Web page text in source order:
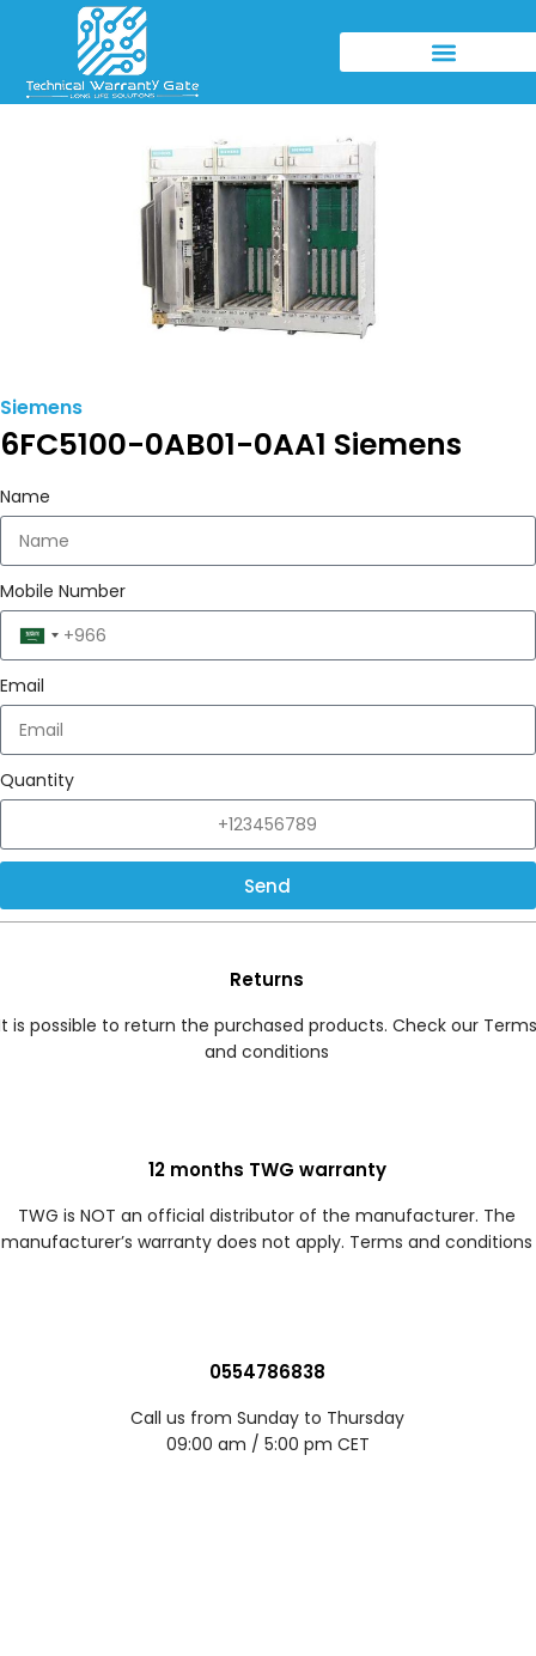
Siemens
6FC5100-0AB01-0AA1 Siemens
Name
Mobile Number
Saudi
Arabia
+966
Email
Quantity
Send
Returns
is possible to return the purchased products. Check our Terms
and conditions
12 months TWG warranty
TWG is NOT an official distributor of the manufacturer. The
manufacturer’s warranty does not apply. Terms and conditions
0554786838
Call us from Sunday to Thursday
09:00 am / 5:00 pm CET